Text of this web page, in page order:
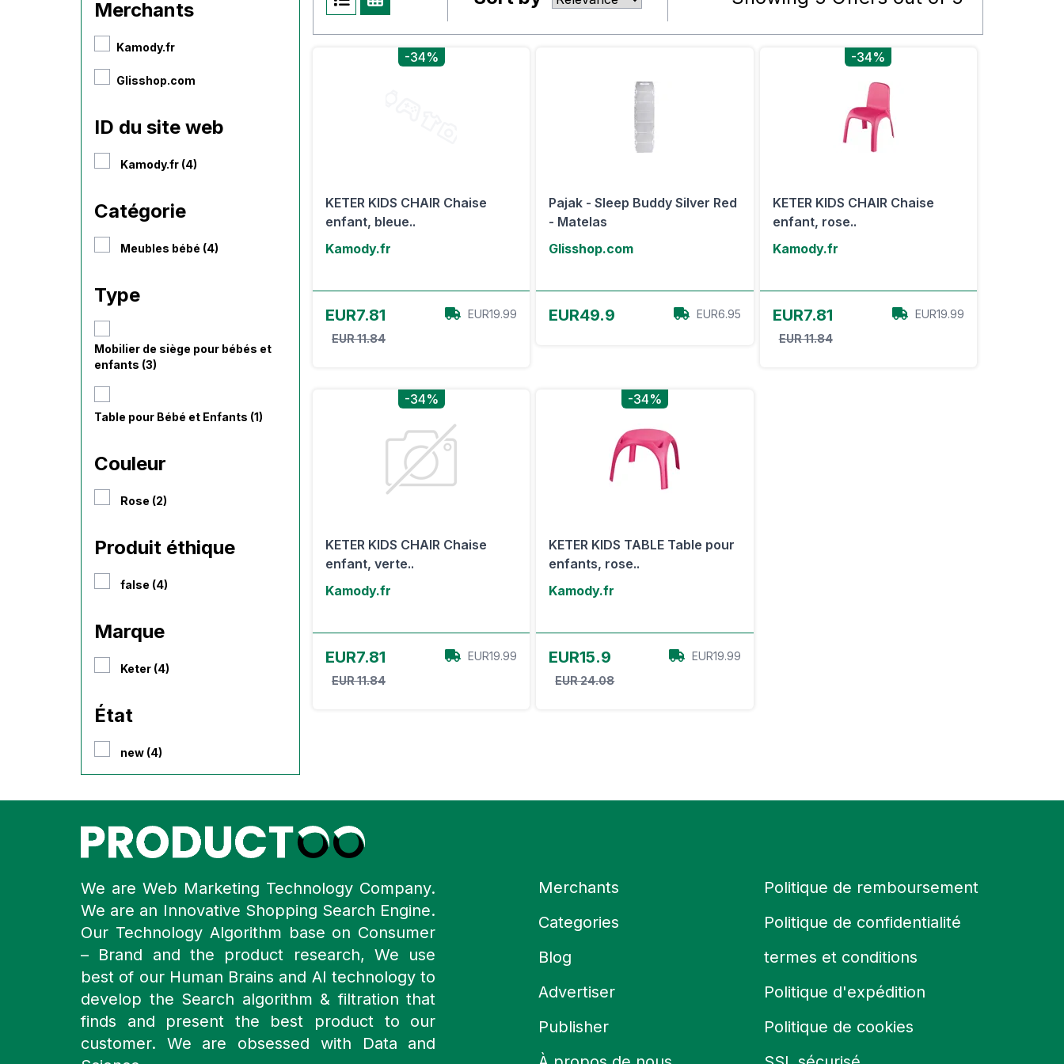
Merchants
Kamody.fr
Glisshop.com
ID du site web
Kamody.fr (4)
Catégorie
Meubles bébé (4)
Type
Mobilier de siège pour bébés et
enfants (3)
Table pour Bébé et Enfants (1)
Couleur
Rose (2)
Produit éthique
false (4)
Marque
Keter (4)
État
new (4)
-34%
KETER KIDS CHAIR Chaise
enfant, bleue..
Kamody.fr
EUR7.81
EUR 11.84
EUR19.99
Pajak - Sleep Buddy Silver Red
- Matelas
Glisshop.com
EUR49.9 EUR6.95
-34%
KETER KIDS CHAIR Chaise
enfant, rose..
Kamody.fr
EUR7.81
EUR 11.84
EUR19.99
-34%
KETER KIDS CHAIR Chaise
enfant, verte..
Kamody.fr
EUR7.81
EUR 11.84
EUR19.99
-34%
KETER KIDS TABLE Table pour
enfants, rose..
Kamody.fr
EUR15.9
EUR 24.08
EUR19.99
We are Web Marketing Technology Company.
We are an Innovative Shopping Search Engine.
Our Technology Algorithm base on Consumer
– Brand and the product research, We use
best of our Human Brains and AI technology to
develop the Search algorithm & filtration that
finds and present the best product to our
customer. We are obsessed with Data and
Merchants
Categories
Blog
Advertiser
Publisher
Politique de remboursement
Politique de confidentialité
termes et conditions
Politique d'expédition
Politique de cookies